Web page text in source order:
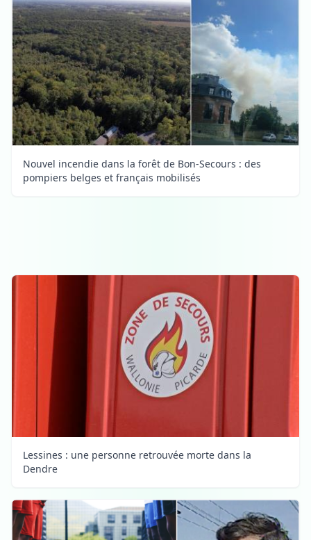
Nouvel incendie dans la forêt de Bon-Secours : des
pompiers belges et français mobilisés
Lessines : une personne retrouvée morte dans la
Dendre